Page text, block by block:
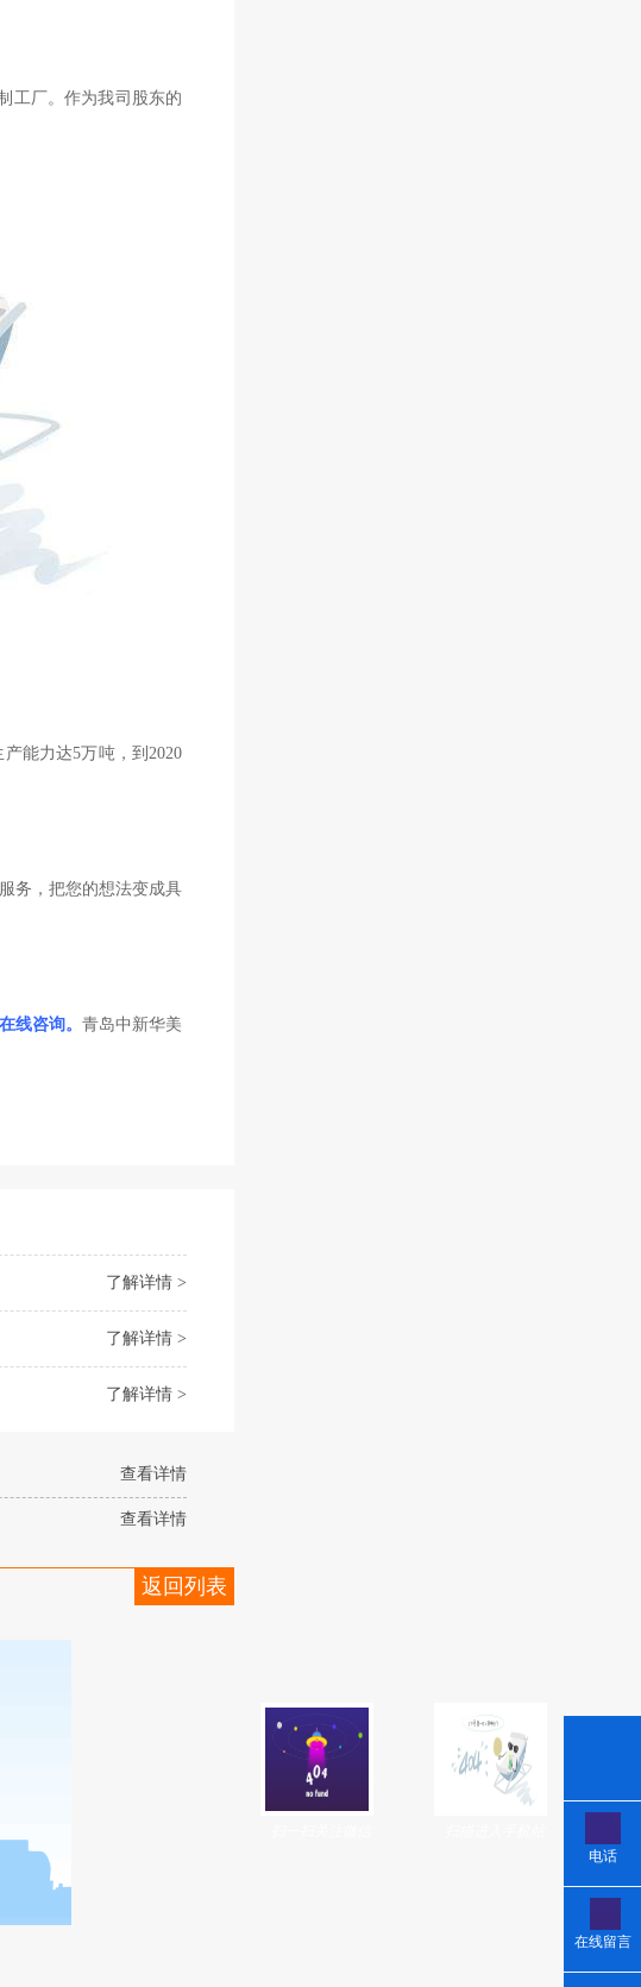
工厂。作为我司股东的
能力达5万吨，到2020
务，把您的想法变成具
线咨询。 青岛中新华美
了解详情 >
了解详情 >
了解详情 >
查看详情
查看详情
返回列表
电话
在线留言